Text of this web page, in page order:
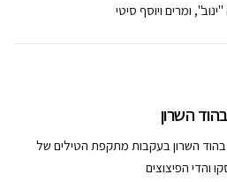
ומרים ויוסף סיטי
השרון
השרון בעקבות מתקפת הטילים של
והדי הפיצוצים